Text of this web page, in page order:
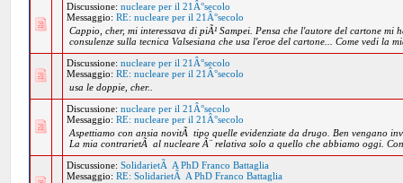
Discussione:nucleare per il 21Â°secolo
Messaggio:RE: nucleare per il 21Â°secolo
Cappio, cher, mi interessava di piÃ¹ Sampei. Pensa che l'autore del cartone mi
consulenze sulla tecnica Valsesiana che usa l'eroe del cartone... Come vedi la
Discussione:nucleare per il 21Â°secolo
Messaggio:RE: nucleare per il 21Â°secolo
usa le doppie, cher..
Discussione:nucleare per il 21Â°secolo
Messaggio:RE: nucleare per il 21Â°secolo
Aspettiamo con ansia novitÃ tipo quelle evidenziate da drugo. Ben vengano
La mia contrarietÃ al nucleare Ã¨ relativa solo a quello che abbiamo oggi.
Discussione:SolidarietÃ A PhD Franco Battaglia
Messaggio:RE: SolidarietÃ A PhD Franco Battaglia